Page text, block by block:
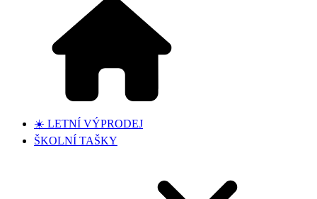
☀️ LETNÍ VÝPRODEJ
ŠKOLNÍ TAŠKY